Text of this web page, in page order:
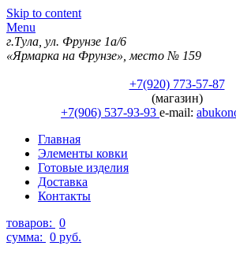
Skip to content
Menu
г.Тула, ул. Фрунзе 1а/6
«Ярмарка на Фрунзе», место № 159
+7(920) 773-57-87
(магазин)
+7(906) 537-93-93 e-mail:
Главная
Элементы ковки
Готовые изделия
Доставка
Контакты
товаров: 0
сумма: 0 руб.